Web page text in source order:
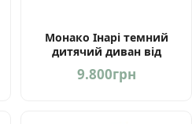
Монако Інарі темний
дитячий диван від
Мебель-Сервіс Україна
9.800грн